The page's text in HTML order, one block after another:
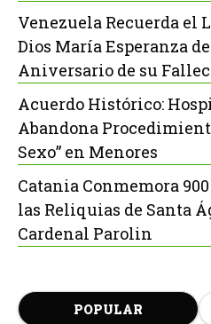
Venezuela Recuerda el
Dios María Esperanza
Aniversario de su
Acuerdo Histórico:
Abandona
Sexo” en Menores
Catania Conmemora
las Reliquias de Santa
Cardenal Parolin
POPULAR